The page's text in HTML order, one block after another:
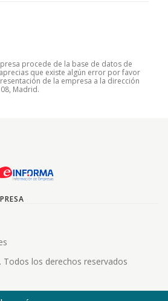
procede de la base de datos de
aprecias que existe algún error por favor
de la empresa a la dirección
Madrid.
los derechos reservados